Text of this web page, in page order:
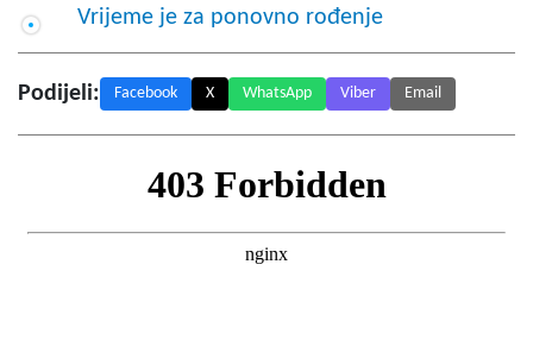
Vrijeme je za ponovno rođenje
Podijeli: Facebook X WhatsApp Viber Email